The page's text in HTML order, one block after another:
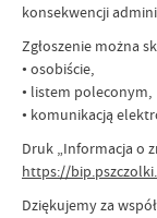
konsekwencji
Zgłoszenie można
• osobiście,
• listem poleconym,
• komunikacją
Druk „Informacja o
https://
Dziękujemy za